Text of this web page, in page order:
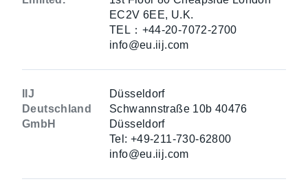
EC2V 6EE, U.K.
TEL：+44-20-7072-2700
info@eu.iij.com
IIJ
Deutschland
GmbH
Düsseldorf
Schwannstraße 10b 40476
Düsseldorf
Tel: +49-211-730-62800
info@eu.iij.com